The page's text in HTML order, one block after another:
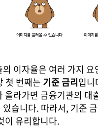
이자율은 여러 가지 요
첫 번째는 기준 금리입니
올라가면 금융기관의 대
습니다. 따라서, 기준
이 유리합니다.